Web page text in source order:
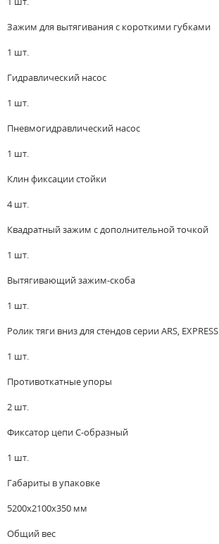
Зажим для вытягивания с короткими губками
1 шт.
Гидравлический насос
1 шт.
Пневмогидравлический насос
1 шт.
Клин фиксации стойки
4 шт.
Квадратный зажим с дополнительной точкой
1 шт.
Вытягивающий зажим-скоба
1 шт.
Ролик тяги вниз для стендов серии ARS, EXPRESS
1 шт.
Противоткатные упоры
2 шт.
Фиксатор цепи С-образный
1 шт.
Габариты в упаковке
5200x2100x350 мм
Общий вес